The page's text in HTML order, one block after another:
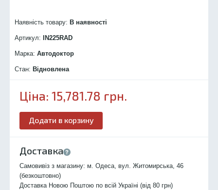
Наявність товару: В наявності
Артикул: IN225RAD
Марка: Автодоктор
Стан: Відновлена
Ціна: 15,781.78 грн.
Додати в корзину
Доставка
Самовивіз з магазину: м. Одеса, вул. Житомирська, 46
(безкоштовно)
Доставка Новою Поштою по всій Україні (від 80 грн)